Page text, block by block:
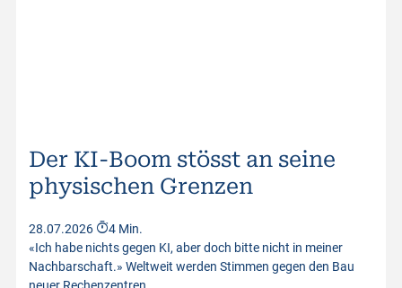
Der KI-Boom stösst an seine
physischen Grenzen
28.07.2026
4 Min.
«Ich habe nichts gegen KI, aber doch bitte nicht in meiner
Nachbarschaft.» Weltweit werden Stimmen gegen den Bau
neuer Rechenzentren…